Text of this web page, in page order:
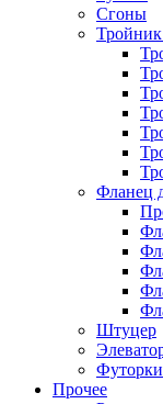
Сгоны
Фланец
Штуцер
Футорки
Прочее